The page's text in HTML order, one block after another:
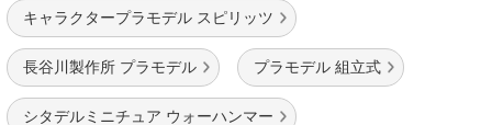
キャラクタープラモデル スピリッツ
長谷川製作所 プラモデル プラモデル 組立式
シタデルミニチュア ウォーハンマー